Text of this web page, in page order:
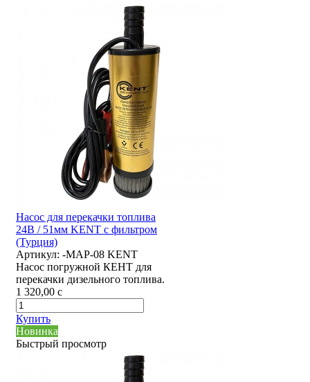
Насос для перекачки топлива
24В / 51мм KENT с фильтром
(Турция)
Артикул: -MAP-08 KENT
Насос погружной КЕНТ для
перекачки дизельного топлива.
1 320,00 c
Купить
Новинка
Быстрый просмотр